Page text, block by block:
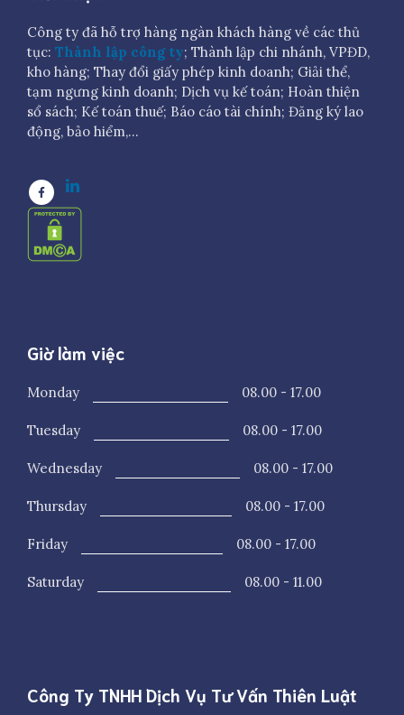
Công ty đã hỗ trợ hàng ngàn khách hàng về các thủ
tục: Thành lập công ty; Thành lập chi nhánh, VPĐD,
kho hàng; Thay đổi giấy phép kinh doanh; Giải thể,
tạm ngưng kinh doanh; Dịch vụ kế toán; Hoàn thiện
sổ sách; Kế toán thuế; Báo cáo tài chính; Đăng ký lao
động, bảo hiểm,…
Giờ làm việc
Monday 08.00 - 17.00
Tuesday 08.00 - 17.00
Wednesday 08.00 - 17.00
Thursday 08.00 - 17.00
Friday 08.00 - 17.00
Saturday 08.00 - 11.00
Công Ty TNHH Dịch Vụ Tư Vấn Thiên Luật